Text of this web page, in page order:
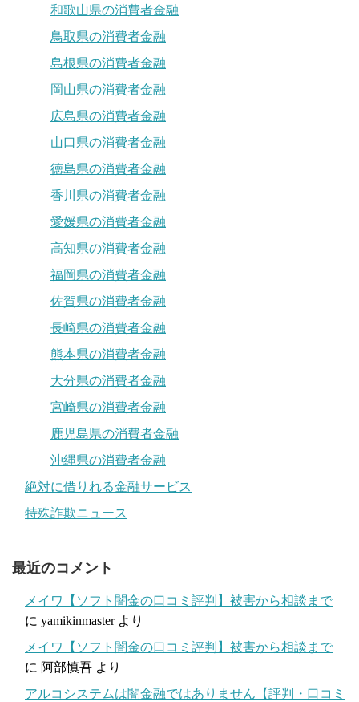
和歌山県の消費者金融
鳥取県の消費者金融
島根県の消費者金融
岡山県の消費者金融
広島県の消費者金融
山口県の消費者金融
徳島県の消費者金融
香川県の消費者金融
愛媛県の消費者金融
高知県の消費者金融
福岡県の消費者金融
佐賀県の消費者金融
長崎県の消費者金融
熊本県の消費者金融
大分県の消費者金融
宮崎県の消費者金融
鹿児島県の消費者金融
沖縄県の消費者金融
絶対に借りれる金融サービス
特殊詐欺ニュース
最近のコメント
メイワ【ソフト闇金の口コミ評判】被害から相談まで
に yamikinmasterより
メイワ【ソフト闇金の口コミ評判】被害から相談まで
に 阿部慎吾 より
アルコシステムは闇金融ではありません【評判・口コミ